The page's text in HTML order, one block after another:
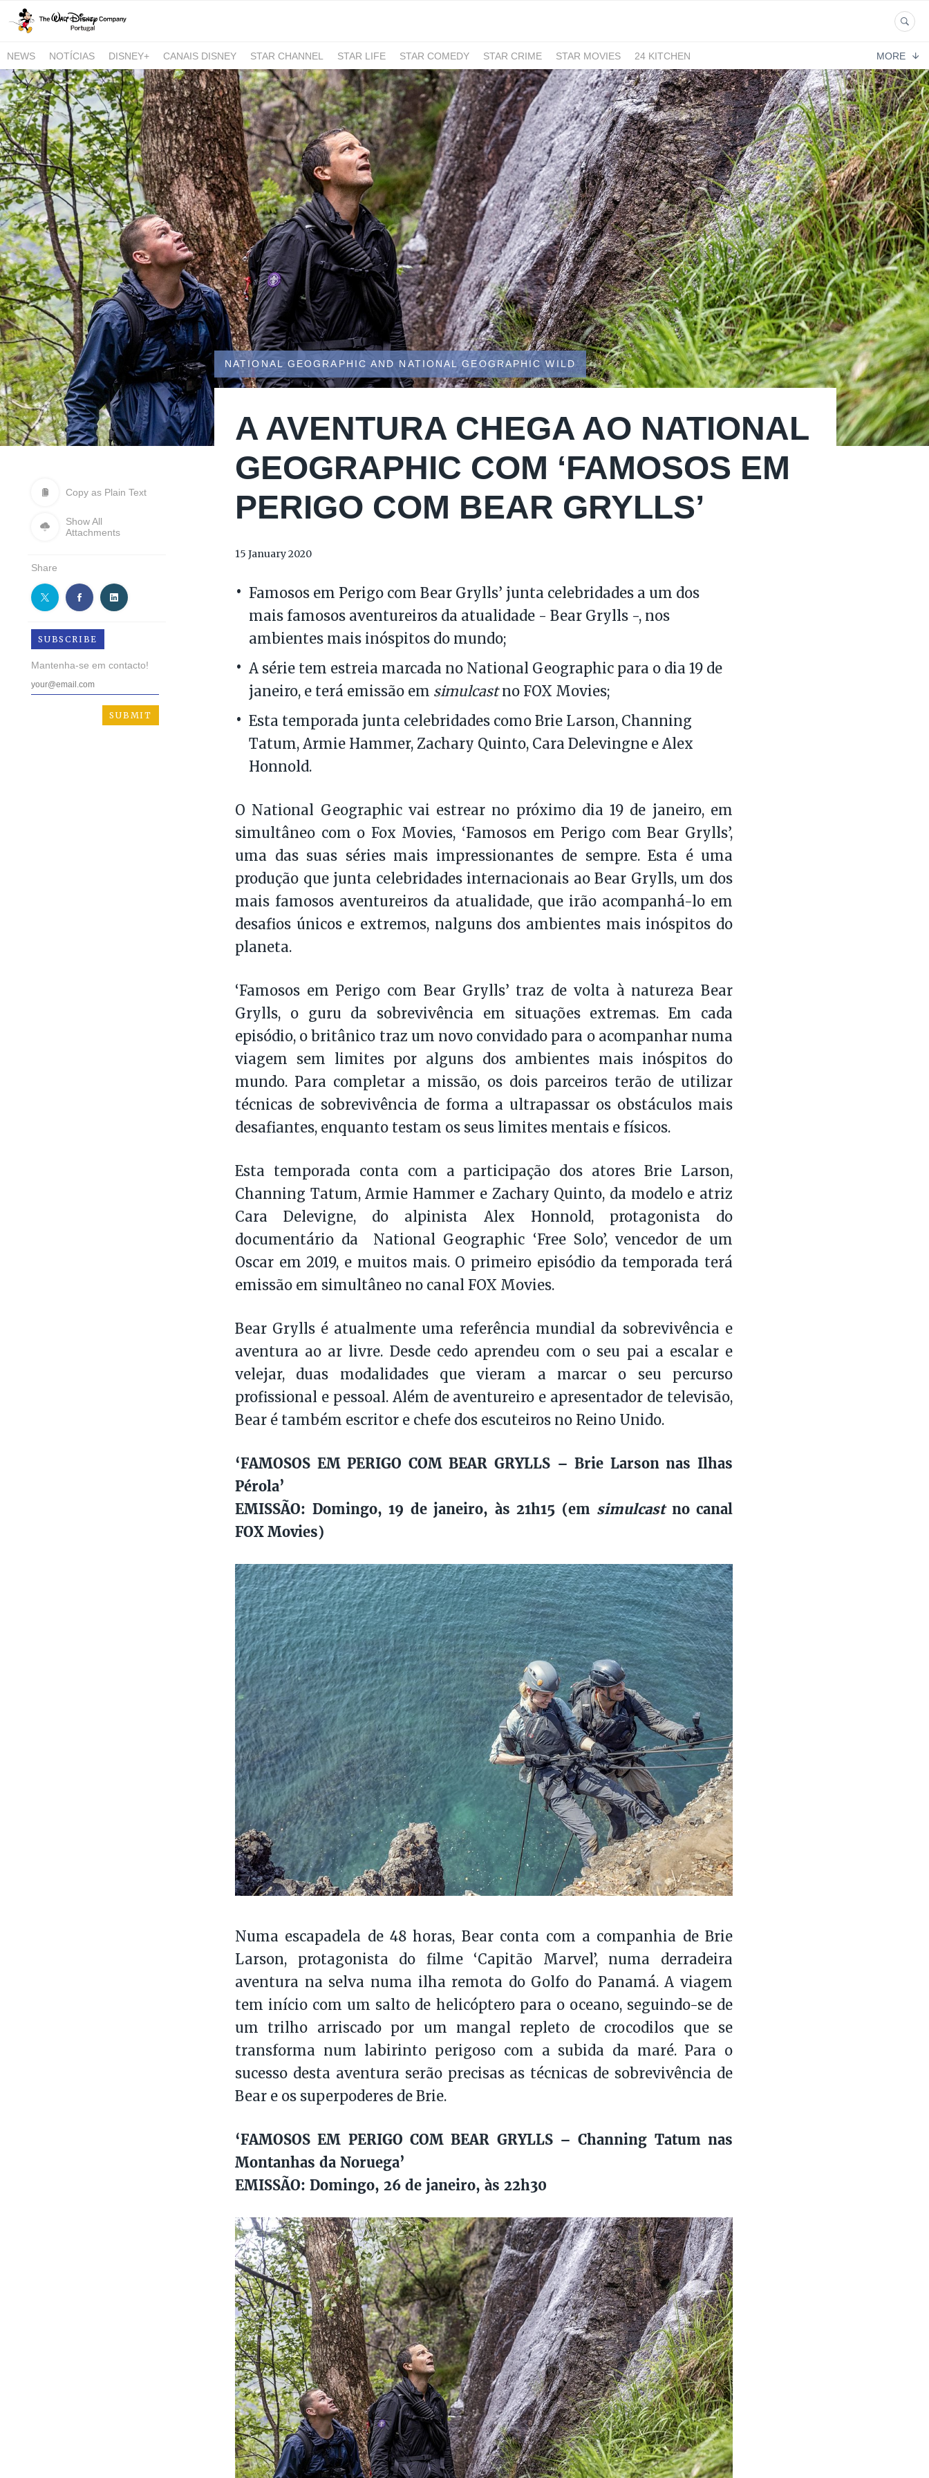
NEWS NOTÍCIAS DISNEY+ CANAIS DISNEY STAR CHANNEL STAR LIFE STAR COMEDY STAR CRIME STAR MOVIES
24 KITCHEN
NATIONAL GEOGRAPHIC AND NATIONAL GEOGRAPHIC WILD
MORE
Copy as Plain Text
Show All
Attachments
Share
SUBSCRIBE
Mantenha-se em contacto!
NATIONAL GEOGRAPHIC AND NATIONAL GEOGRAPHIC WILD
A AVENTURA CHEGA AO NATIONAL
GEOGRAPHIC COM ‘FAMOSOS EM
PERIGO COM BEAR GRYLLS’
15 January 2020
Famosos em Perigo com Bear Grylls’ junta celebridades a um dos
mais famosos aventureiros da atualidade - Bear Grylls -, nos
ambientes mais inóspitos do mundo;
A série tem estreia marcada no National Geographic para o dia 19 de
janeiro, e terá emissão em simulcastno FOX Movies;
Esta temporada junta celebridades como Brie Larson, Channing
Tatum, Armie Hammer, Zachary Quinto, Cara Delevingne e Alex
Honnold.
O National Geographic vai estrear no próximo dia 19 de janeiro, em
simultâneo com o Fox Movies, ‘Famosos em Perigo com Bear Grylls’,
uma das suas séries mais impressionantes de sempre. Esta é uma
produção que junta celebridades internacionais ao Bear Grylls, um dos
mais famosos aventureiros da atualidade, que irão acompanhá-lo em
desafios únicos e extremos, nalguns dos ambientes mais inóspitos do
planeta.
‘Famosos em Perigo com Bear Grylls’ traz de volta à natureza Bear
Grylls, o guru da sobrevivência em situações extremas. Em cada
episódio, o britânico traz um novo convidado para o acompanhar numa
viagem sem limites por alguns dos ambientes mais inóspitos do
mundo. Para completar a missão, os dois parceiros terão de utilizar
técnicas de sobrevivência de forma a ultrapassar os obstáculos mais
desafiantes, enquanto testam os seus limites mentais e físicos.
Esta temporada conta com a participação dos atores Brie Larson,
Channing Tatum, Armie Hammer e Zachary Quinto, da modelo e atriz
Cara Delevigne, do alpinista Alex Honnold, protagonista do
documentário da National Geographic ‘Free Solo’, vencedor de um
Oscar em 2019, e muitos mais. O primeiro episódio da temporada terá
emissão em simultâneo no canal FOX Movies.
Bear Grylls é atualmente uma referência mundial da sobrevivência e
aventura ao ar livre. Desde cedo aprendeu com o seu pai a escalar e
velejar, duas modalidades que vieram a marcar o seu percurso
profissional e pessoal. Além de aventureiro e apresentador de televisão,
Bear é também escritor e chefe dos escuteiros no Reino Unido.
‘FAMOSOS EM PERIGO COM BEAR GRYLLS – Brie Larson nas Ilhas
Pérola’
EMISSÃO: Domingo, 19 de janeiro, às 21h15 (em simulcastno canal
FOX Movies)
Numa escapadela de 48 horas, Bear conta com a companhia de Brie
Larson, protagonista do filme ‘Capitão Marvel’, numa derradeira
aventura na selva numa ilha remota do Golfo do Panamá. A viagem
tem início com um salto de helicóptero para o oceano, seguindo-se de
um trilho arriscado por um mangal repleto de crocodilos que se
transforma num labirinto perigoso com a subida da maré. Para o
sucesso desta aventura serão precisas as técnicas de sobrevivência de
Bear e os superpoderes de Brie.
‘FAMOSOS EM PERIGO COM BEAR GRYLLS – Channing Tatum nas
Montanhas da Noruega’
EMISSÃO: Domingo, 26 de janeiro, às 22h30